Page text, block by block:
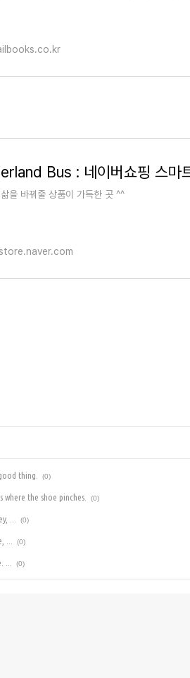
Bus : 네이버쇼핑 스마
을 바꿔줄 상품이 가득한 곳 ^^
thing. (0)
the shoe pinches. (0)
... (0)
(0)
(0)